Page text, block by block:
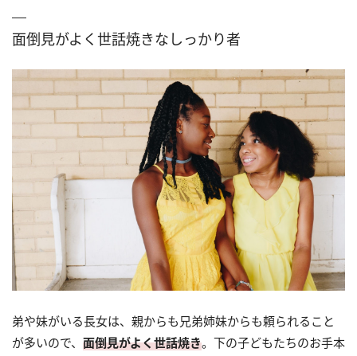
面倒見がよく世話焼きなしっかり者
弟や妹がいる長女は、親からも兄弟姉妹からも頼られること
が多いので、 面倒見がよく世話焼き。下の子どもたちのお手本